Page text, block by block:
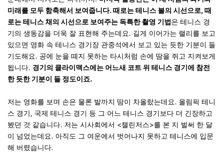
미래를 모두 함축해서 보여줍니다. 때로는 테니스 볼의 시선으로, 때
로는 테니스 채의 시선으로 보여주는 독특한 촬영 기법은 테니스 경
기의 생동감을 더욱 잘 표현해 주는데요. 길게 이어가는 랠리를 보고
있으면 영화 속 테니스 경기장 관중석에서 보고 있는 듯한 기분이 들
기도해요. 공에 눈을 떼지 못하는 타시처럼 손에 땀을 쥐고 지켜보게
됩니다. 경기의 클라이맥스에는 어느새 코트 위 테니스 경기에 참전
한 듯한 기분이 들 정도이죠.
저는 영화를 보며 손은 물론 발까지 땀이 차올랐는데요. 올림픽 테니
스 경기, 국제 테니스 경기 등 그 어느 테니스 경기보다 더 긴장하고
봤던 것 같습니다. 저는 시사회에서 <챌린저스>를 본 지 벌써 한 달
이 넘었는데요. 아직도 그 여운에서 벗어나지 못하고 테니스에 입문
해 버렸습니다.